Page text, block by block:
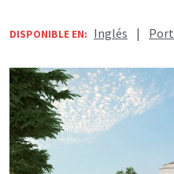
DISPONIBLE EN: Inglés |